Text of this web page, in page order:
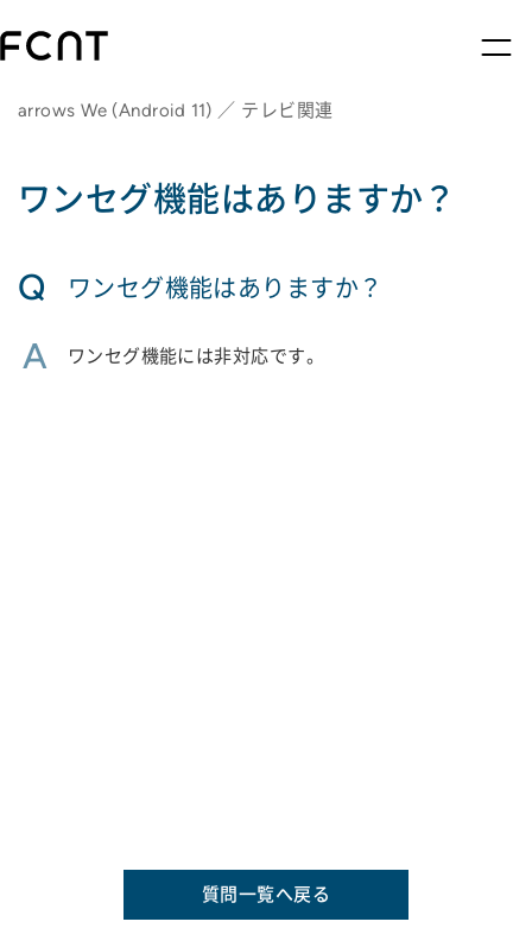
arrows We (Android 11) ／ テレビ関連
ワンセグ機能はありますか？
Q ワンセグ機能はありますか？
A ワンセグ機能には非対応です。
質問一覧へ戻る